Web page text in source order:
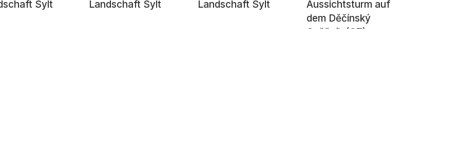
Sylt Landschaft Sylt Landschaft Sylt
Aussichtsturm auf
dem Děčínský
Sněžník (CZ)